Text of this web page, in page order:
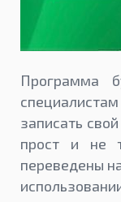
Программа
записать
прост и не
переведены